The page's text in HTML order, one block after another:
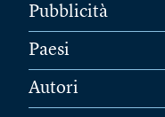
Pubblicità
Paesi
Autori